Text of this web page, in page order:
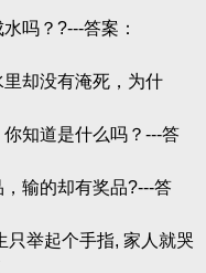
吗？?---答案：
却没有淹死，为什
知道是什么吗？---答
输的却有奖品?---答
只举起个手指, 家人就哭